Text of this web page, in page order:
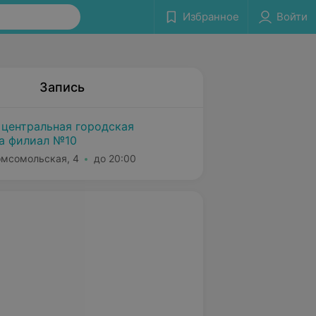
Избранное Войти
Запись
городская
филиал №10
4 до 20:00